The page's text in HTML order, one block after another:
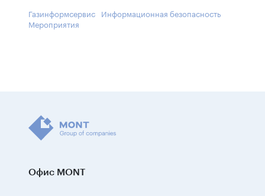
Газинформсервис Информационная безопасность
Мероприятия
Офис MONT